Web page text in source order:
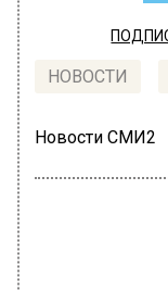
НОВОСТИ
Новости СМИ2